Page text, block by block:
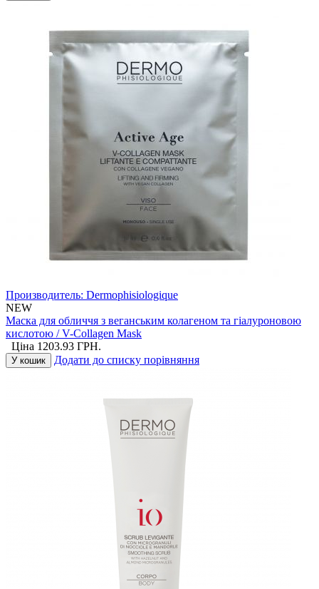
Производитель: Dermophisiologique
NEW
Маска для обличчя з веганським колагеном та гіалуроновою
кислотою / V-Collagen Mask
Ціна 1203.93 ГРН.
У кошик Додати до списку порівняння